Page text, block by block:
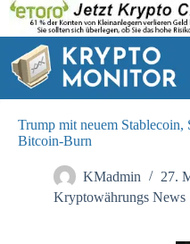
Zum
Inhalt
springen
Trump mit neuem Stablecoin,
Bitcoin-Burn
KMadmin
27.
Kryptowährungs News